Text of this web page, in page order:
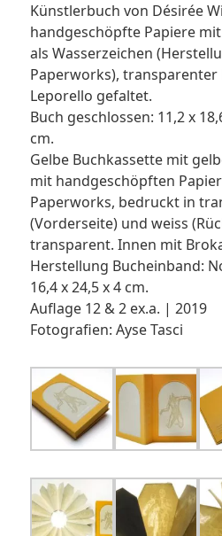
Künstlerbuch von Désirée
handgeschöpfte Papiere
als Wasserzeichen
Paperworks), transparenter
Leporello gefaltet.
Buch geschlossen: 11,2 x
cm.
Gelbe Buchkassette mit
mit handgeschöpften
Paperworks, bedruckt in
(Vorderseite) und weiss
transparent. Innen mit
Herstellung Bucheinband:
16,4 x 24,5 x 4 cm.
Auflage 12 & 2 ex.a. | 2019
Fotografien: Ayse Tasci